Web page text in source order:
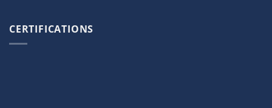
CERTIFICATIONS